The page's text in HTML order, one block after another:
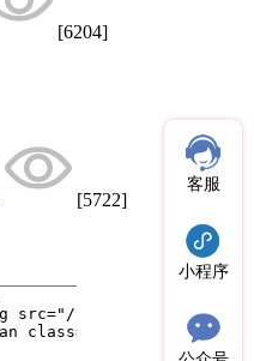
[6204]
[5722]
客服
小程序